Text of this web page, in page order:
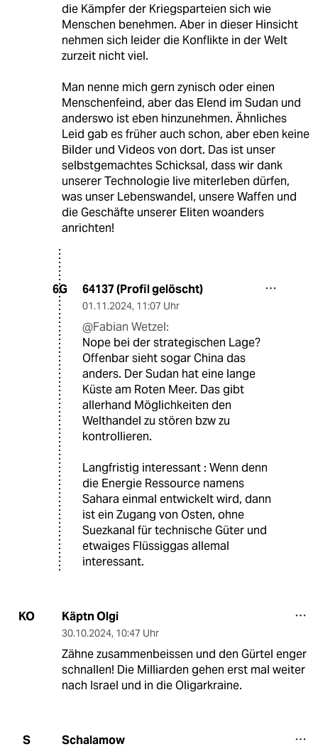
die Kämpfer der Kriegsparteien sich wie
Menschen benehmen. Aber in dieser Hinsicht
nehmen sich leider die Konflikte in der Welt
zurzeit nicht viel.
Man nenne mich gern zynisch oder einen
Menschenfeind, aber das Elend im Sudan und
anderswo ist eben hinzunehmen. Ähnliches
Leid gab es früher auch schon, aber eben keine
Bilder und Videos von dort. Das ist unser
selbstgemachtes Schicksal, dass wir dank
unserer Technologie live miterleben dürfen,
was unser Lebenswandel, unsere Waffen und
die Geschäfte unserer Eliten woanders
anrichten!
6G 64137 (Profil gelöscht)
01.11.2024, 11:07 Uhr
@Fabian Wetzel:
Nope bei der strategischen Lage?
Offenbar sieht sogar China das
anders. Der Sudan hat eine lange
Küste am Roten Meer. Das gibt
allerhand Möglichkeiten den
Welthandel zu stören bzw zu
kontrollieren.
Langfristig interessant : Wenn denn
die Energie Ressource namens
Sahara einmal entwickelt wird, dann
ist ein Zugang von Osten, ohne
Suezkanal für technische Güter und
etwaiges Flüssiggas allemal
interessant.
KO Käptn Olgi
30.10.2024, 10:47 Uhr
Zähne zusammenbeissen und den Gürtel enger
schnallen! Die Milliarden gehen erst mal weiter
nach Israel und in die Oligarkraine.
S Schalamow